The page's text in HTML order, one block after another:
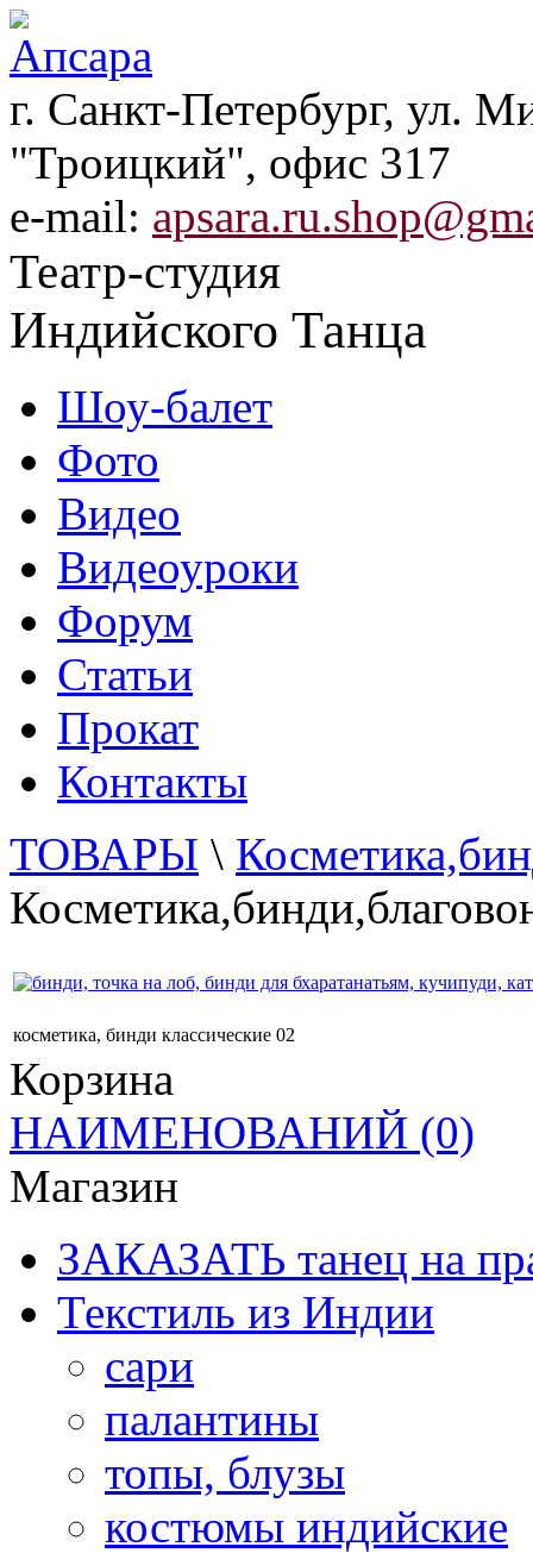
г. Санкт-Петербург, ул.
"Троицкий", офис 317
e-mail:
Театр-студия
Индийского Танца
Шоу-балет
Фото
Видео
Видеоуроки
Форум
Статьи
Прокат
Контакты
ТОВАРЫ \
косметика, бинди классические 02
Корзина
НАИМЕНОВАНИЙ (0)
Магазин
ЗАКАЗАТЬ танец на
Текстиль из Индии
сари
палантины
топы, блузы
костюмы индийские